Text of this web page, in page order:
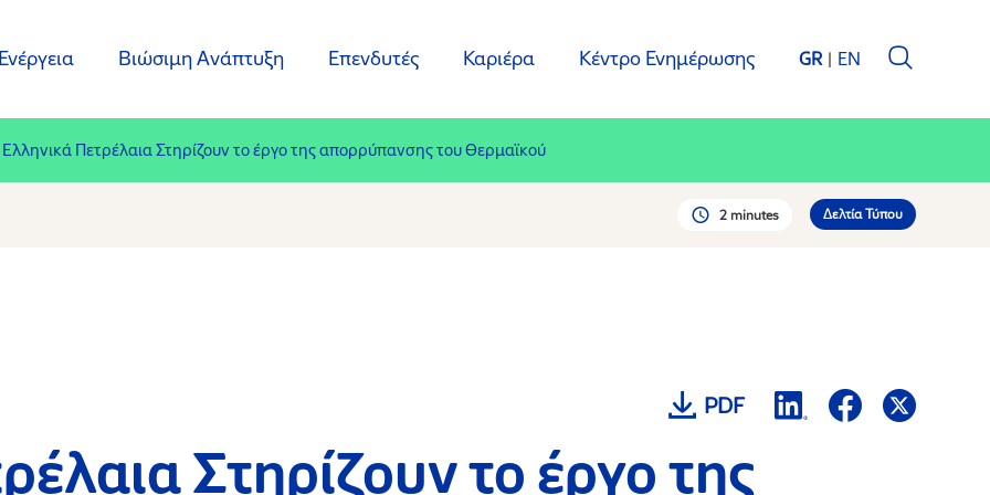
Ενέργεια Βιώσιμη Ανάπτυξη Επενδυτές Καριέρα Κέντρο Ενημέρωσης GR EN
Πετρέλαια Στηρίζουν το έργο της απορρύπανσης του Θερμαϊκού
2 minutes Δελτία Τύπου
PDF
Στηρίζουν το έργο της